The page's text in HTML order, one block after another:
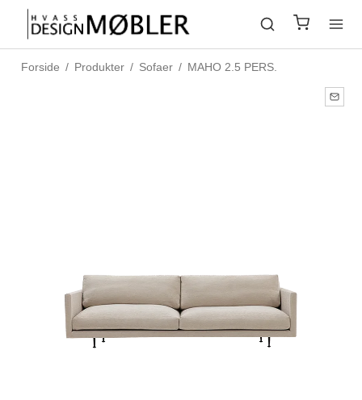
Forside / Produkter / Sofaer / MAHO 2.5 PERS.